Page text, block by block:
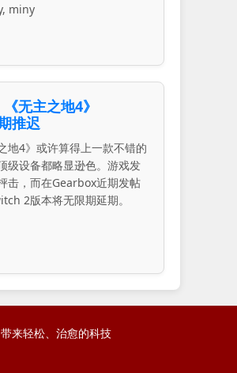
miny
无主之地4》
推迟
地4》或许算得上一款不错的
级设备都略显逊色。游戏发
击，而在Gearbox近期发帖
2版本将无限期延期。
来轻松、治愈的科技